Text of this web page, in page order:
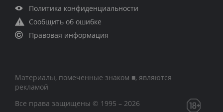
Политика конфиденциальности
Сообщить об ошибке
Правовая информация
Материалы, помеченные знаком ■, являются
рекламой
Все права защищены © 1995 – 2026